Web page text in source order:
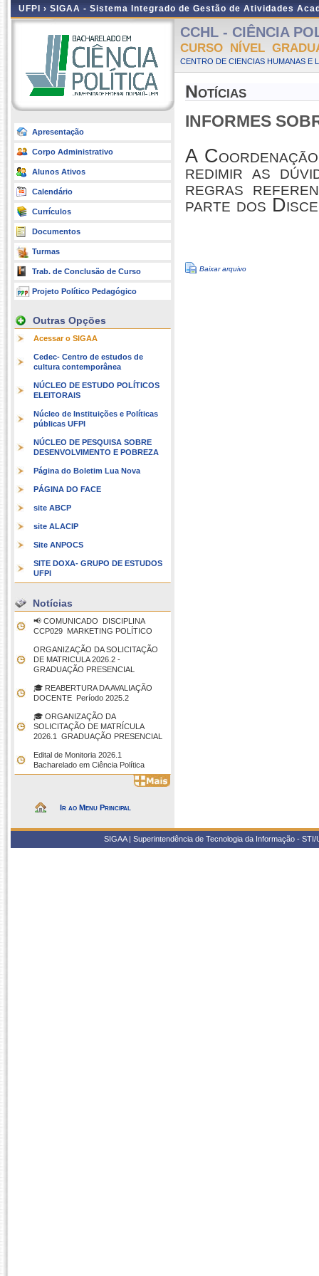
UFPI › SIGAA - Sistema Integrado de Gestão de Atividades
Apresentação
Corpo Administrativo
Alunos Ativos
Calendário
Currículos
Documentos
Turmas
Trab. de Conclusão de Curso
Projeto Político Pedagógico
Outras Opções
Acessar o SIGAA
Cedec- Centro de estudos de
cultura contemporânea
NÚCLEO DE ESTUDO POLÍTICOS
ELEITORAIS
Núcleo de Instituições e Políticas
públicas UFPI
NÚCLEO DE PESQUISA SOBRE
DESENVOLVIMENTO E POBREZA
Página do Boletim Lua Nova
PÁGINA DO FACE
site ABCP
site ALACIP
Site ANPOCS
SITE DOXA- GRUPO DE ESTUDOS
UFPI
Notícias
📢 COMUNICADO  DISCIPLINA
CCP029  MARKETING POLÍTICO
ORGANIZAÇÃO DA SOLICITAÇÃO
DE MATRICULA 2026.2 -
GRADUAÇÃO PRESENCIAL
🎓 REABERTURA DA AVALIAÇÃO
DOCENTE  Período 2025.2
🎓 ORGANIZAÇÃO DA
SOLICITAÇÃO DE MATRÍCULA
2026.1  GRADUAÇÃO PRESENCIAL
Edital de Monitoria 2026.1 
Bacharelado em Ciência Política
Ir ao Menu Principal
CCHL - CIÊNCIA
CURSO NÍVEL
CENTRO DE CIENCIAS HUMANAS E
Notícias
INFORMES
A
redimir as
regras
parte dos
Baixar arquivo
SIGAA | Superintendência de Tecnologia da Informação -